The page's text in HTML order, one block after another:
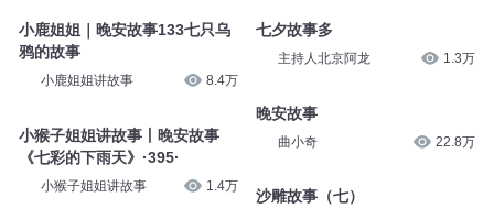
小鹿姐姐｜晚安故事133七只乌
鸦的故事
小鹿姐姐讲故事 8.4万
小猴子姐姐讲故事丨晚安故事
《七彩的下雨天》·395·
小猴子姐姐讲故事 1.4万
七夕故事多
主持人北京阿龙 1.3万
晚安故事
曲小奇 22.8万
沙雕故事（七）